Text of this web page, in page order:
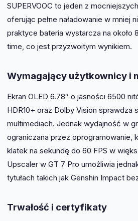
SUPERVOOC to jeden z
oferując pełne naładowanie w mniej
praktyce bateria wystarcza na około
time, co jest przyzwoitym wynikiem.
Wymagający użytkownicy i
Ekran OLED 6.78″ o jasności 6500
HDR10+ oraz Dolby Vision sprawdza
multimediach. Jednak wydajność w
ograniczana przez oprogramowanie,
klatek na sekundę do 60 FPS w
Upscaler w GT 7 Pro umożliwia
tytułach takich jak Genshin Impact
Trwałość i certyfikaty